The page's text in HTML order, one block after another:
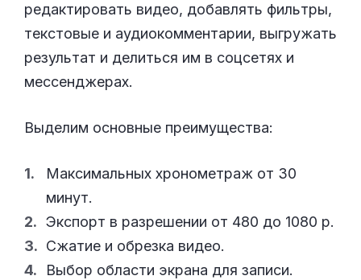
редактировать видео, добавлять фильтры,
текстовые и аудиокомментарии, выгружать
результат и делиться им в соцсетях и
мессенджерах.
Выделим основные преимущества:
Максимальных хронометраж от 30
минут.
Экспорт в разрешении от 480 до 1080 р.
Сжатие и обрезка видео.
Выбор области экрана для записи.